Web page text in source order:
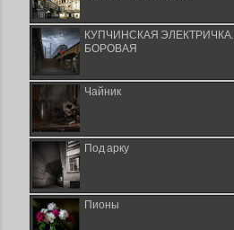
КУПЧИНСКАЯ ЭЛЕКТРИЧКА.
БОРОВАЯ
Чайник
Под арку
Пионы